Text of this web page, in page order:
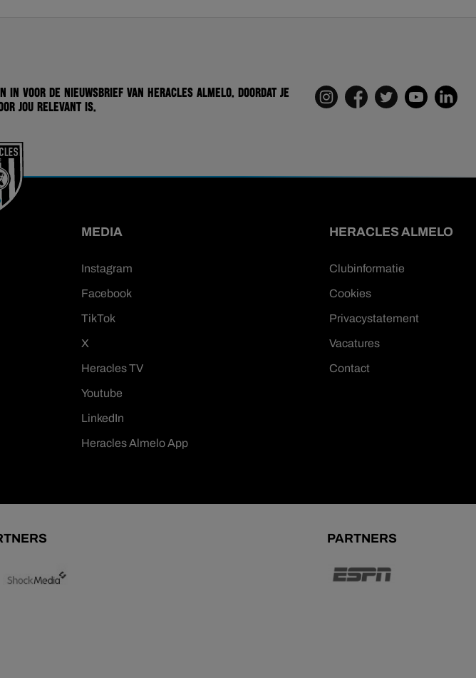
voor de nieuwsbrief van Heracles Almelo. Doordat je
jou relevant is.
MEDIA
Instagram
Facebook
TikTok
X
Heracles TV
Youtube
LinkedIn
Heracles Almelo App
HERACLES ALMELO
Clubinformatie
Cookies
Privacystatement
Vacatures
Contact
PARTNERS